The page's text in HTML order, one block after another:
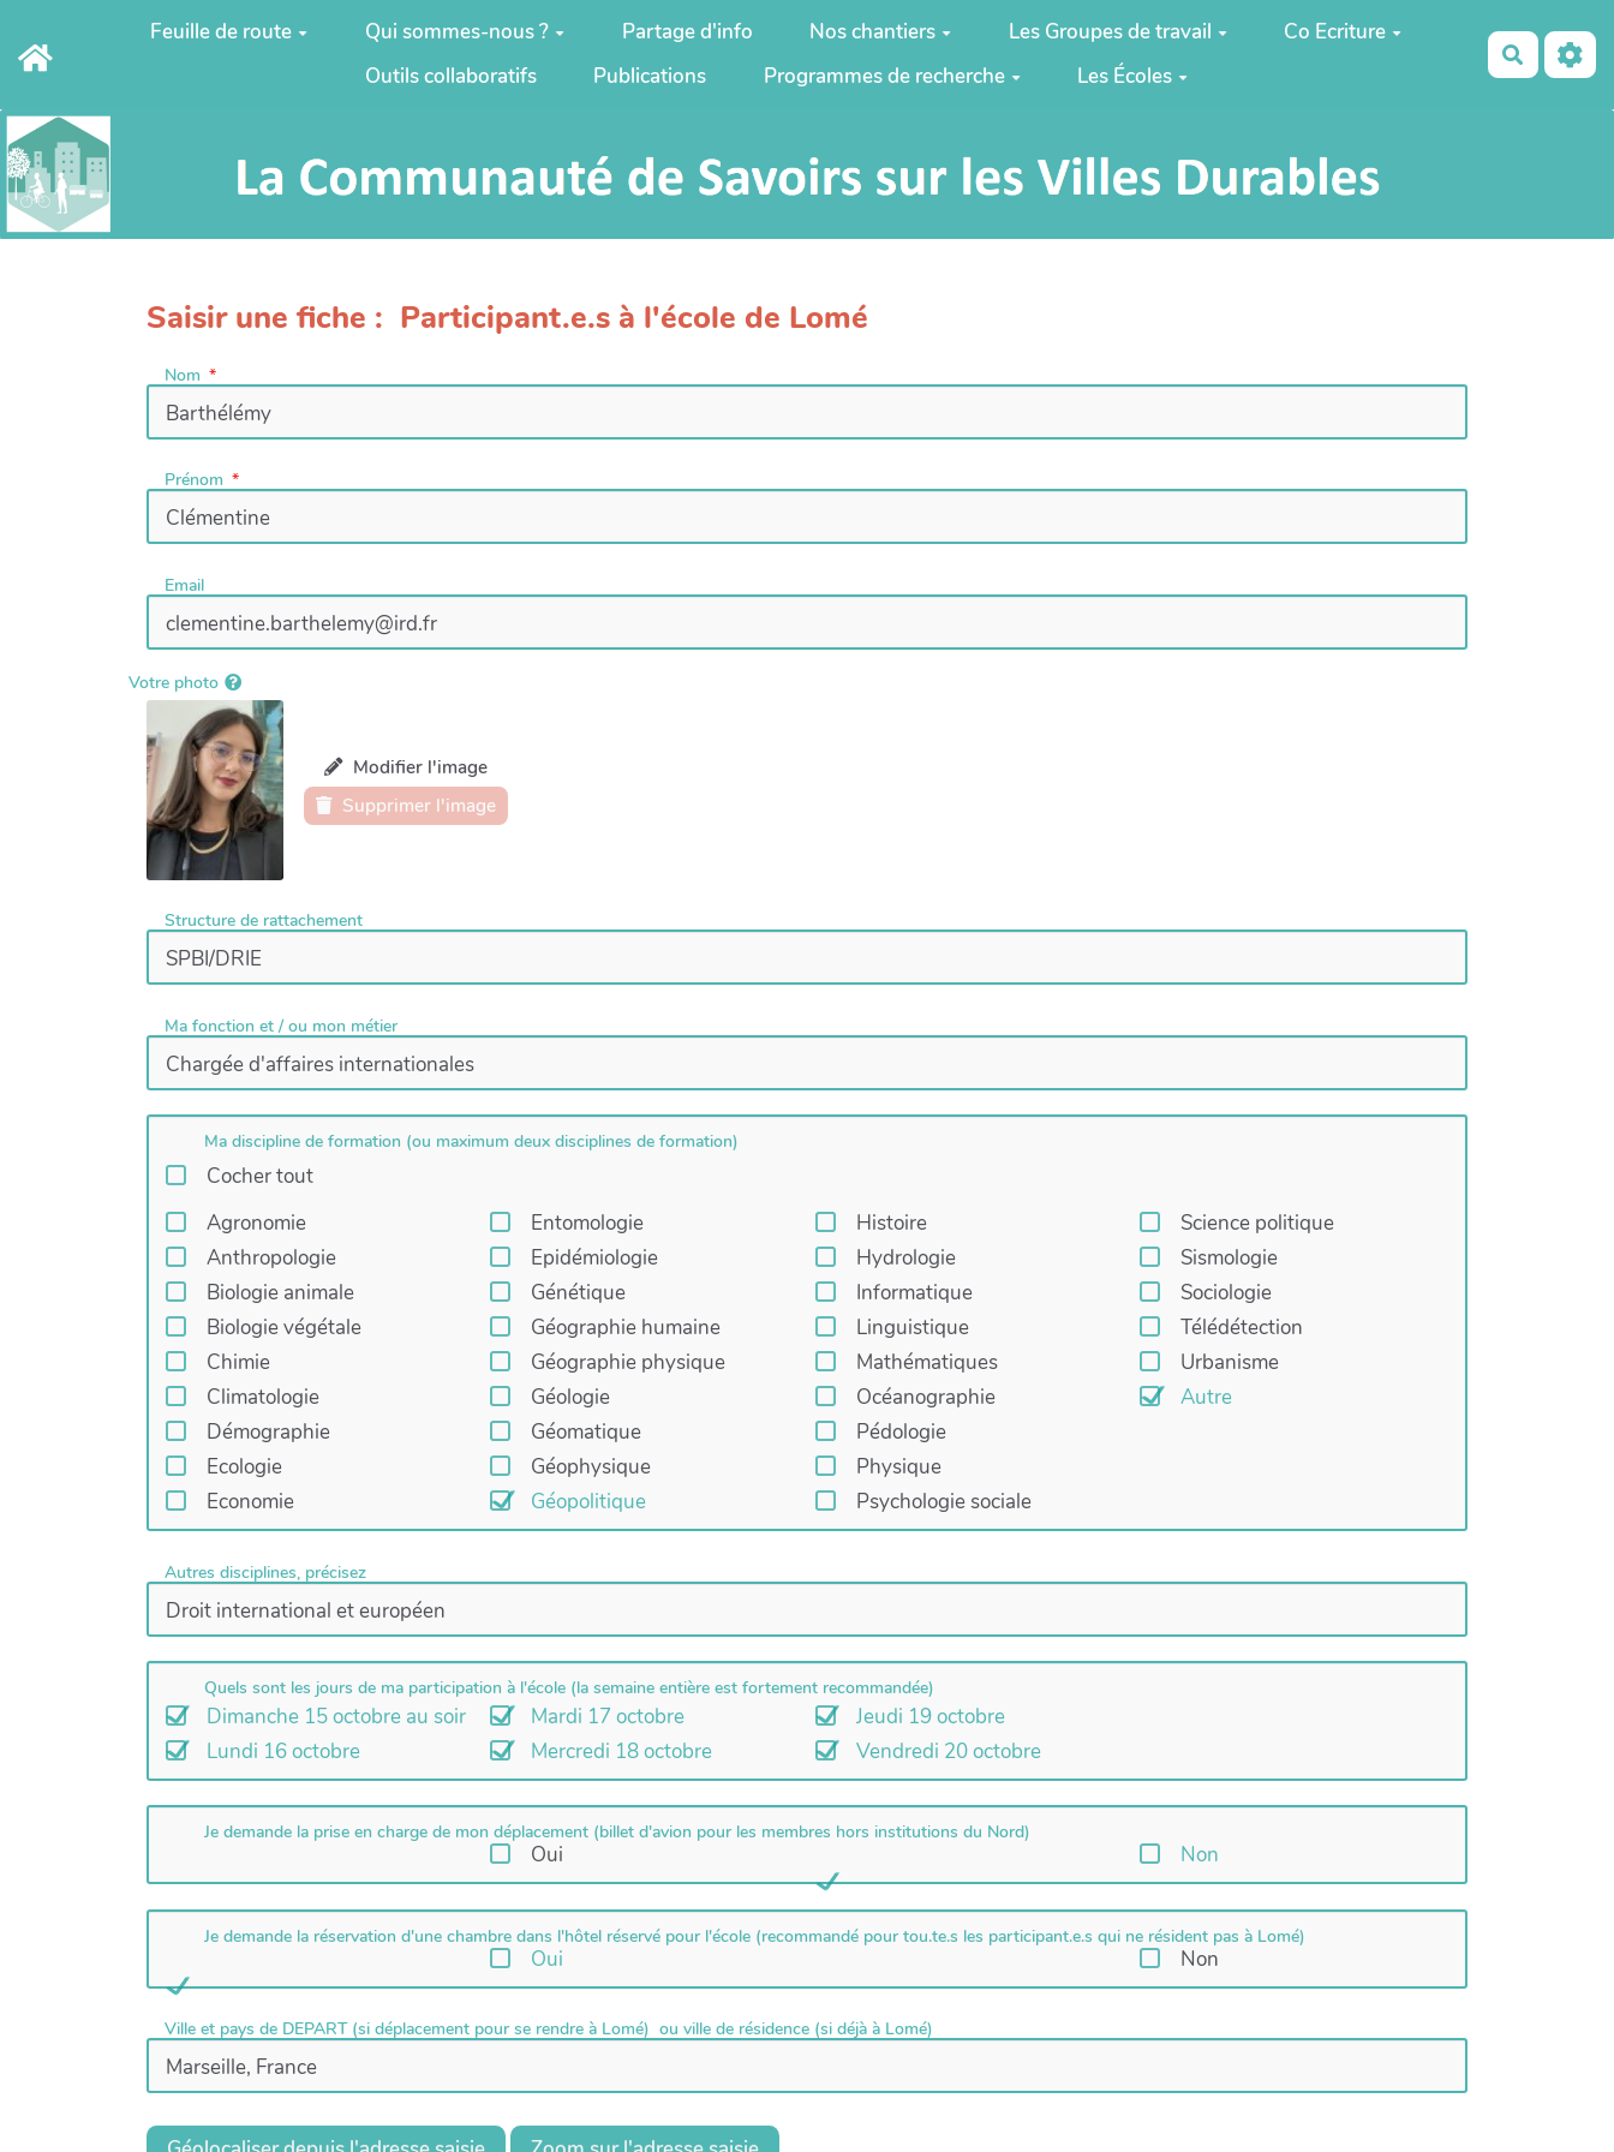
Aller au contenu principal
Feuille de route Qui sommes-nous ? Partage d'info Nos chantiers Les Groupes de travail
Co Ecriture
Outils collaboratifs
Publications Programmes de recherche Les Écoles
Saisir une fiche : Participant.e.s à l'école de Lomé
Nom
Prénom
Email
Votre photo
Modifier l'image
Supprimer l'image
Structure de rattachement
Ma fonction et / ou mon métier
Ma discipline de formation (ou maximum deux disciplines de formation)
Cocher tout
Agronomie
Anthropologie
Biologie animale
Biologie végétale
Chimie
Climatologie
Démographie
Ecologie
Economie
Entomologie
Epidémiologie
Génétique
Géographie humaine
Géographie physique
Géologie
Géomatique
Géophysique
Géopolitique
Histoire
Hydrologie
Informatique
Linguistique
Mathématiques
Océanographie
Pédologie
Physique
Psychologie sociale
Science politique
Sismologie
Sociologie
Télédétection
Urbanisme
Autre
Autres disciplines, précisez
Quels sont les jours de ma participation à l'école (la semaine entière est fortement recommandée)
Dimanche 15 octobre au soir
Lundi 16 octobre
Mardi 17 octobre
Mercredi 18 octobre
Jeudi 19 octobre
Vendredi 20 octobre
Je demande la prise en charge de mon déplacement (billet d'avion pour les membres hors institutions du Nord)
Oui Non
Je demande la réservation d'une chambre dans l'hôtel réservé pour l'école (recommandé pour tou.te.s les participant.e.s qui ne résident pas à Lomé)
Oui Non
Ville et pays de DEPART (si déplacement pour se rendre à Lomé) ou ville de résidence (si déjà à Lomé)